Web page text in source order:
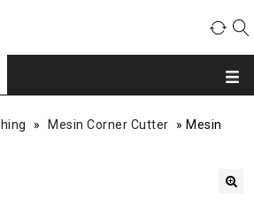
» Mesin Corner Cutter » Mesin